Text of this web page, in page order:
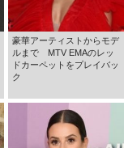
豪華アーティストからモデ
ルまで MTV EMAのレッ
ドカーペットをプレイバッ
ク